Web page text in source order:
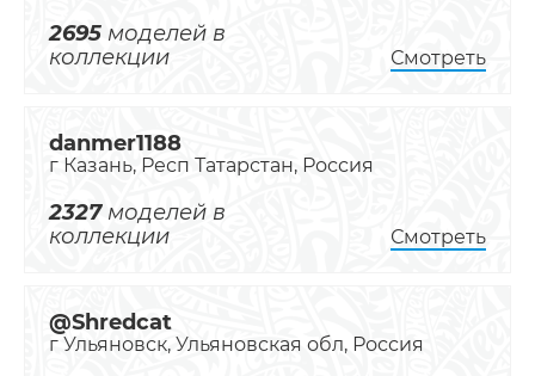
2695 моделей в
коллекции
Смотреть
danmer1188
г Казань, Респ Татарстан, Россия
2327моделей в
коллекции
Смотреть
@Shredcat
г Ульяновск, Ульяновская обл, Россия